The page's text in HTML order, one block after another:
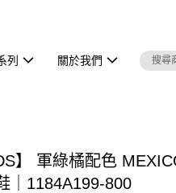
列 關於我們
】 軍綠橘配色
｜1184A199-800